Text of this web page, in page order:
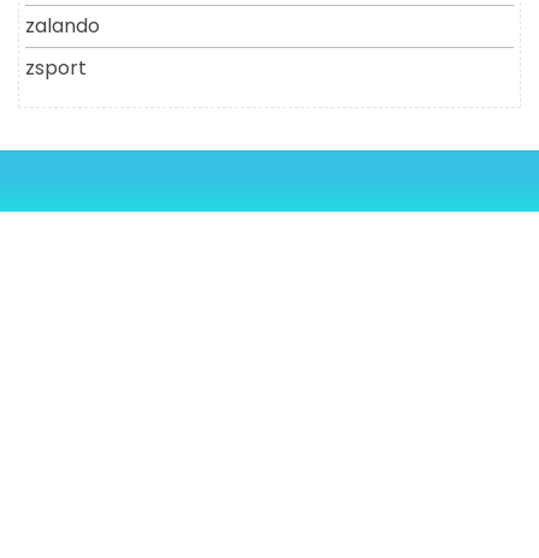
zalando
zsport